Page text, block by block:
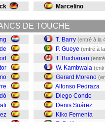
Marcelino
DE TOUCHE
T. Barry (entré à la
P. Gueye (entré à
T. Buchanan
W. Kambwala
Gerard Moreno
Alfonso Pedraza
Diego Conde
Denis Suárez
Kiko Femenía